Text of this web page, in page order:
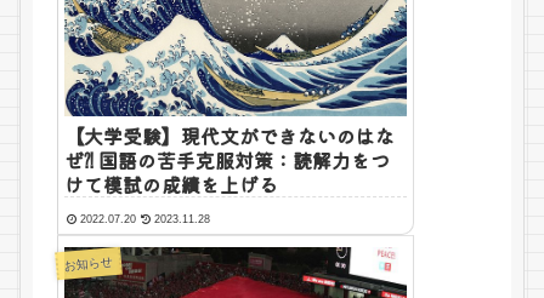
【大学受験】現代文ができないのはな
ぜ⁈ 国語の苦手克服対策：読解力をつ
けて模試の成績を上げる
2022.07.20 2023.11.28
お知らせ